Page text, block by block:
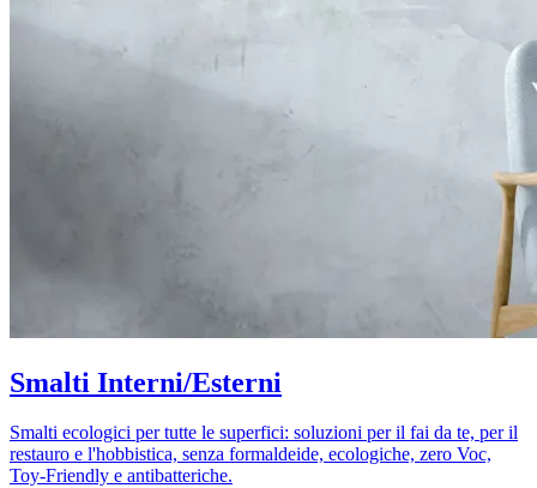
Smalti Interni/Esterni
Smalti ecologici per tutte le superfici: soluzioni per il fai da te, per il
restauro e l'hobbistica, senza formaldeide, ecologiche, zero Voc,
Toy-Friendly e antibatteriche.